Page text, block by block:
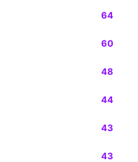
64
60
48
44
43
43